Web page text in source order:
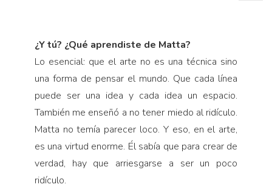
¿Y tú? ¿Qué aprendiste de Matta?
Lo esencial: que el arte no es una técnica sino
una forma de pensar el mundo. Que cada línea
puede ser una idea y cada idea un espacio.
También me enseñó a no tener miedo al ridículo.
Matta no temía parecer loco. Y eso, en el arte,
es una virtud enorme. Él sabía que para crear de
verdad, hay que arriesgarse a ser un poco
ridículo.